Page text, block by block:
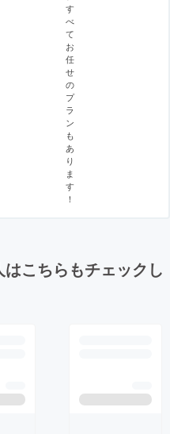
す
べ
て
お
任
せ
の
プ
ラ
ン
も
あ
り
ま
す
！
こちらもチェックし